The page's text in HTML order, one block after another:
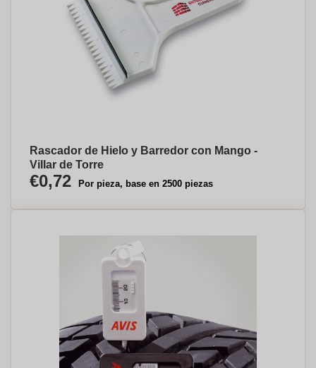
Rascador de Hielo y Barredor con Mango -
Villar de Torre
€0,72 Por pieza, base en 2500 piezas